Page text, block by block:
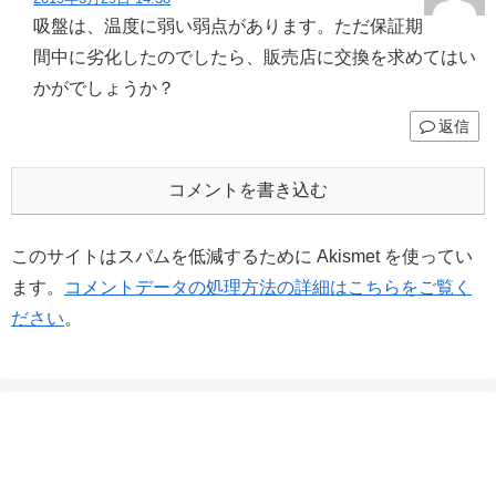
吸盤は、温度に弱い弱点があります。ただ保証期
間中に劣化したのでしたら、販売店に交換を求めてはい
かがでしょうか？
返信
コメントを書き込む
このサイトはスパムを低減するために Akismet を使ってい
ます。
コメントデータの処理方法の詳細はこちらをご覧く
ださい。